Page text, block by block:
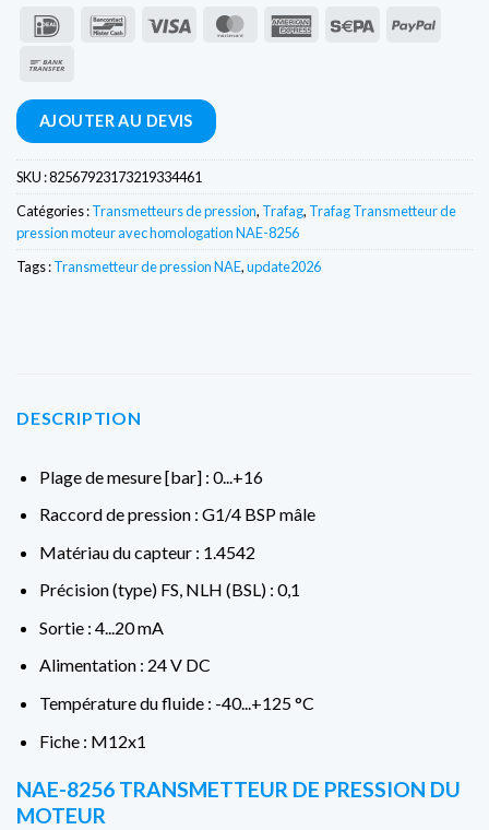
IDeal BancontactVisa MasterCardAmerican Sepa
PayPal
AJOUTER AU DEVIS
SKU :82567923173219334461
Catégories :Transmetteurs de pression, Trafag, Trafag Transmetteur de
pression moteur avec homologation NAE-8256
Tags :Transmetteur de pression NAE,update2026
DESCRIPTION
Plage de mesure [bar] : 0...+16
Raccord de pression : G1/4 BSP mâle
Matériau du capteur : 1.4542
Précision (type) FS, NLH (BSL) : 0,1
Sortie : 4...20 mA
Alimentation : 24 V DC
Température du fluide : -40...+125 °C
Fiche : M12x1
NAE-8256 TRANSMETTEUR DE PRESSION DU
MOTEUR